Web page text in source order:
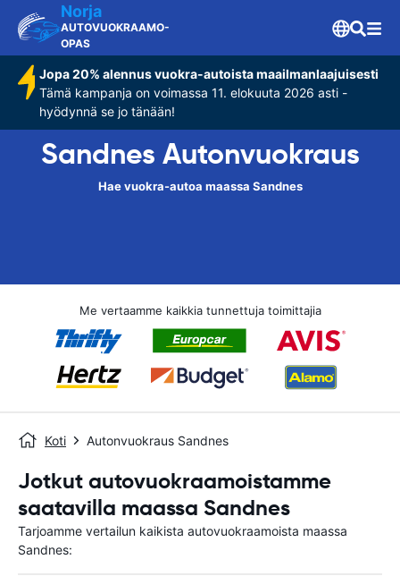
Norja
AUTOVUOKRAAMO-
OPAS
Jopa 20% alennus vuokra-autoista maailmanlaajuisesti
Tämä kampanja on voimassa 11. elokuuta 2026 asti -
hyödynnä se jo tänään!
Sandnes Autonvuokraus
Hae vuokra-autoa maassa Sandnes
Me vertaamme kaikkia tunnettuja toimittajia
Koti Autonvuokraus Sandnes
Jotkut autovuokraamoistamme
saatavilla maassa Sandnes
Tarjoamme vertailun kaikista autovuokraamoista maassa
Sandnes: